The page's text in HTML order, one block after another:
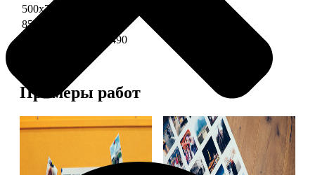
500х700 глянец
850х600 глянец
5490
Примеры работ